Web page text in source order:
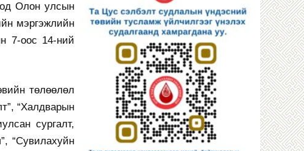
Олон улсын
мэргэжлийн
7-оос 14-ний
төлөөлөл
“Халдварын
сургалт,
“Сувилахуйн